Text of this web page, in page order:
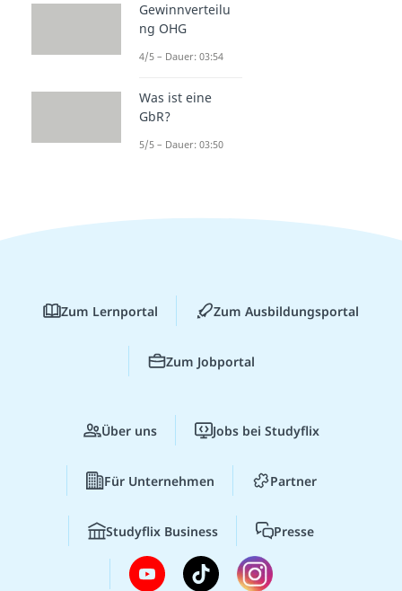
Gewinnverteilu
ng OHG
4/5 – Dauer: 03:54
Was ist eine
GbR?
5/5 – Dauer: 03:50
Zum Lernportal Zum Ausbildungsportal
Zum Jobportal
Über uns Jobs bei Studyflix
Für Unternehmen Partner
Studyflix Business Presse